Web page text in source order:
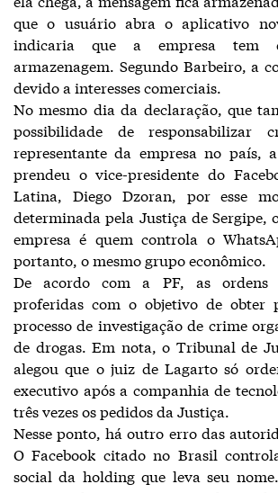
que o usuário abra o aplicativo
indicaria que a empresa tem
armazenagem. Segundo Barbeiro, a
devido a interesses comerciais.
No mesmo dia da declaração, que
possibilidade de responsabilizar
representante da empresa no país,
prendeu o vice-presidente do
Latina, Diego Dzoran, por esse
determinada pela Justiça de Sergipe,
empresa é quem controla o
portanto, o mesmo grupo econômico.
De acordo com a PF, as ordens
proferidas com o objetivo de obter
processo de investigação de crime
de drogas. Em nota, o Tribunal de
alegou que o juiz de Lagarto só
executivo após a companhia de
três vezes os pedidos da Justiça.
Nesse ponto, há outro erro das
O Facebook citado no Brasil
social da holding que leva seu